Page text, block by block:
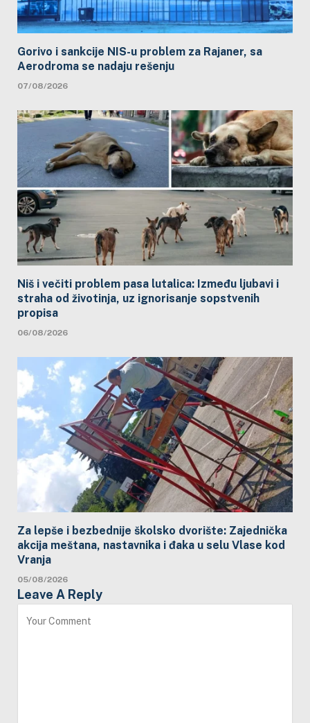
Gorivo i sankcije NIS-u problem za Rajaner, sa
Aerodroma se nadaju rešenju
07/08/2026
Niš i večiti problem pasa lutalica: Između ljubavi i
straha od životinja, uz ignorisanje sopstvenih
propisa
06/08/2026
Za lepše i bezbednije školsko dvorište: Zajednička
akcija meštana, nastavnika i đaka u selu Vlase kod
Vranja
05/08/2026
Leave A Reply